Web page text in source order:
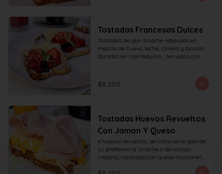
Tostadas Francesas Dulces
Tostadas de pan brioche rebosado en
mezcla de huevo, leche, canela y azúcar,
dorados en mantequilla, , servidas con
$8.250
Tostadas Huevos Revueltos
Con Jamon Y Queso
4 huevos revueltos, servidos en el pan de
su preferencia: brioche o de campo
integral, coronado con queso mozzarella
rallado y con jamón de pierna, decorado